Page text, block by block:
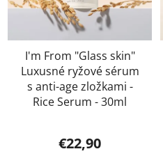
I'm From "Glass skin"
Luxusné ryžové sérum
s anti-age zložkami -
Rice Serum - 30ml
€22,90